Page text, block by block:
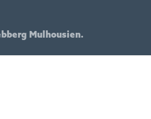
Mulhousien.